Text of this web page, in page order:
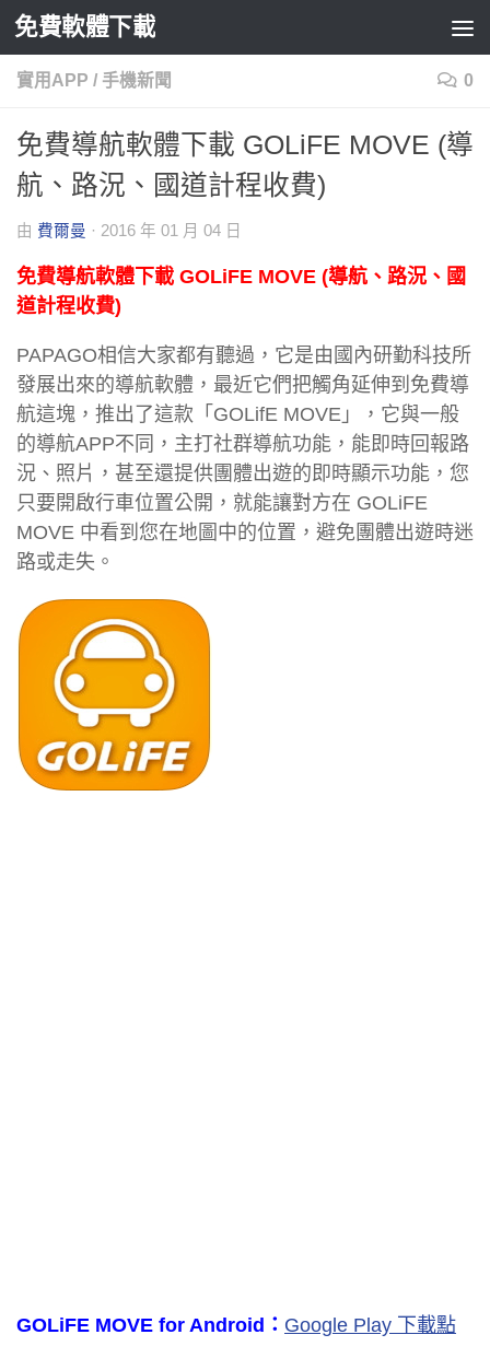
Skip to content
免費軟體下載
實用APP / 手機新聞 0
免費導航軟體下載 GOLiFE MOVE (導
航、路況、國道計程收費)
由 費爾曼 · 2016 年 01 月 04 日
免費導航軟體下載 GOLiFE MOVE (導航、路況、國
道計程收費)
PAPAGO相信大家都有聽過，它是由國內研勤科技所
發展出來的導航軟體，最近它們把觸角延伸到免費導
航這塊，推出了這款「GOLifE MOVE」，它與一般
的導航APP不同，主打社群導航功能，能即時回報路
況、照片，甚至還提供團體出遊的即時顯示功能，您
只要開啟行車位置公開，就能讓對方在 GOLiFE
MOVE 中看到您在地圖中的位置，避免團體出遊時迷
路或走失。
GOLiFE MOVE for Android： Google Play 下載點